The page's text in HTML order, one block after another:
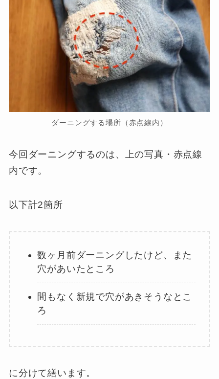
ダーニングする場所（赤点線内）
今回ダーニングするのは、上の写真・赤点線
内です。
以下計2箇所
数ヶ月前ダーニングしたけど、また
穴があいたところ
間もなく新規で穴があきそうなとこ
ろ
に分けて繕います。